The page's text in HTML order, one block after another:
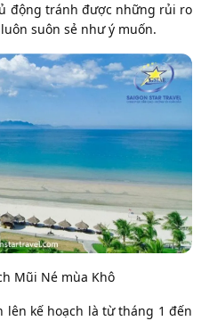
động tránh được những rủi ro
suôn sẻ như ý muốn.
Mũi Né mùa Khô
kế hoạch là từ tháng 1 đến